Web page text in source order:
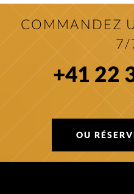
COMMANDEZ
7/
+41 22
OU